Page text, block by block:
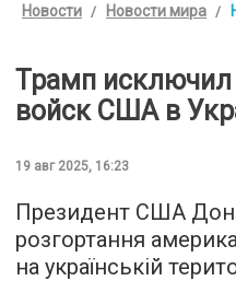
Новости Новости мира
Трамп исключил
войск США в
19 авг 2025, 16:23
Президент США
розгортання
на українській